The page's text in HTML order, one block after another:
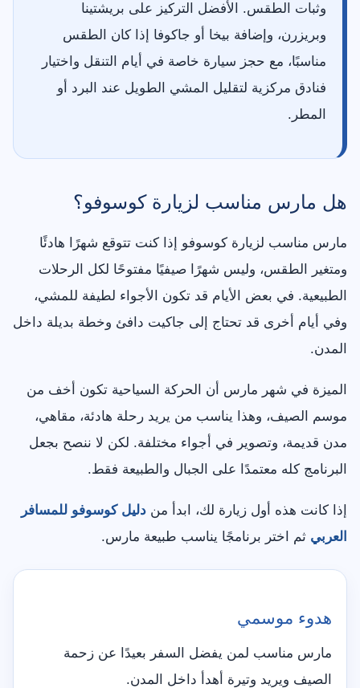
وثبات الطقس. الأفضل التركيز على بريشتينا
وبريزرن، وإضافة بيخا أو جاكوفا إذا كان الطقس
مناسبًا، مع حجز سيارة خاصة في أيام التنقل واختيار
فنادق مركزية لتقليل المشي الطويل عند البرد أو
المطر.
هل مارس مناسب لزيارة كوسوفو؟
مارس مناسب لزيارة كوسوفو إذا كنت تتوقع شهرًا هادئًا
ومتغير الطقس، وليس شهرًا صيفيًا مفتوحًا لكل الرحلات
الطبيعية. في بعض الأيام قد تكون الأجواء لطيفة للمشي،
وفي أيام أخرى قد تحتاج إلى جاكيت دافئ وخطة بديلة داخل
المدن.
الميزة في شهر مارس أن الحركة السياحية تكون أخف من
موسم الصيف، وهذا يناسب من يريد رحلة هادئة، مقاهي،
مدن قديمة، وتصوير في أجواء مختلفة. لكن لا ننصح بجعل
البرنامج كله معتمدًا على الجبال والطبيعة فقط.
إذا كانت هذه أول زيارة لك، ابدأ من دليل كوسوفو للمسافر
العربي ثم اختر برنامجًا يناسب طبيعة مارس.
هدوء موسمي
مارس مناسب لمن يفضل السفر بعيدًا عن زحمة
الصيف ويريد وتيرة أهدأ داخل المدن.